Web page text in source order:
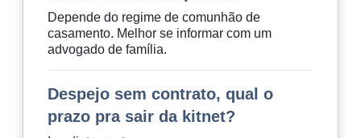
Depende do regime de comunhão de
casamento. Melhor se informar com um
advogado de família.
Despejo sem contrato, qual o
prazo pra sair da kitnet?